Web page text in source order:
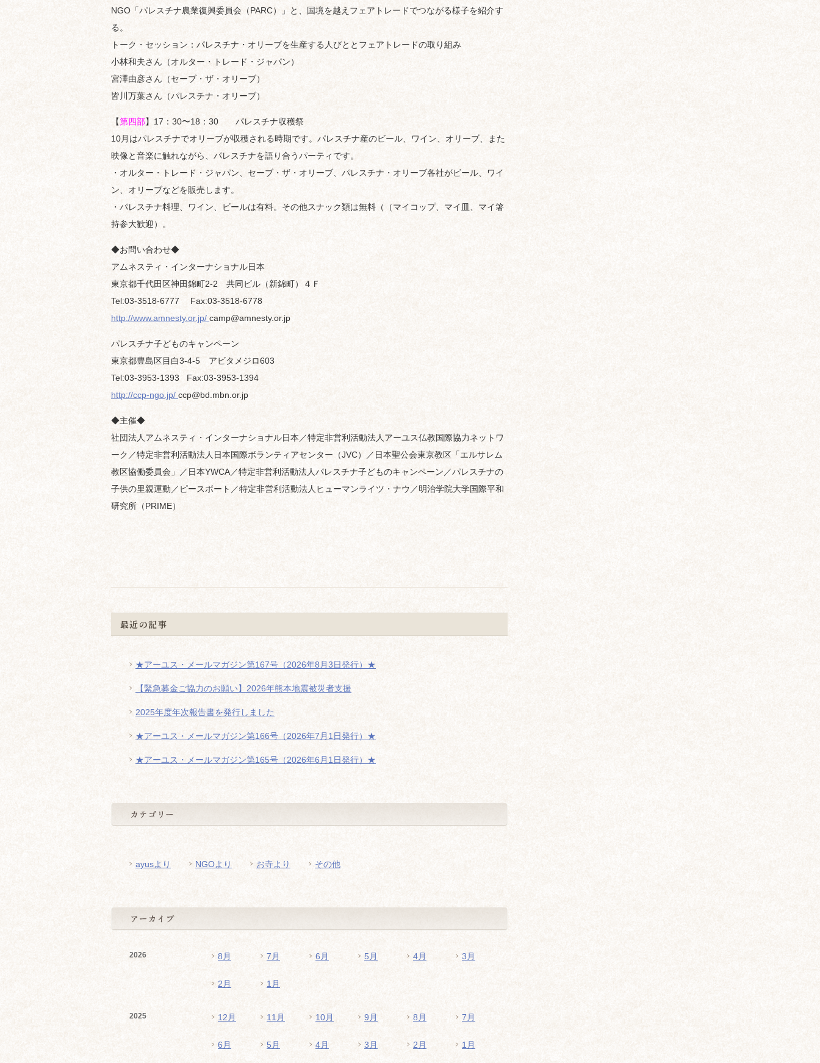
NGO「パレスチナ農業復興委員会（PARC）」と、国境を越えフェアトレードでつながる様子を紹介す
る。
トーク・セッション：パレスチナ・オリーブを生産する人びととフェアトレードの取り組み
小林和夫さん（オルター・トレード・ジャパン）
宮澤由彦さん（セーブ・ザ・オリーブ）
皆川万葉さん（パレスチナ・オリーブ）
【第四部】17：30〜18：30 パレスチナ収穫祭
10月はパレスチナでオリーブが収穫される時期です。パレスチナ産のビール、ワイン、オリーブ、また
映像と音楽に触れながら、パレスチナを語り合うパーティです。
・オルター・トレード・ジャパン、セーブ・ザ・オリーブ、パレスチナ・オリーブ各社がビール、ワイ
ン、オリーブなどを販売します。
・パレスチナ料理、ワイン、ビールは有料。その他スナック類は無料（（マイコップ、マイ皿、マイ箸
持参大歓迎）。
◆お問い合わせ◆
アムネスティ・インターナショナル日本
東京都千代田区神田錦町2-2 共同ビル（新錦町）４Ｆ
Tel:03-3518-6777 Fax:03-3518-6778
http://www.amnesty.or.jp/ camp@amnesty.or.jp
パレスチナ子どものキャンペーン
東京都豊島区目白3-4-5 アビタメジロ603
Tel:03-3953-1393 Fax:03-3953-1394
http://ccp-ngo.jp/ ccp@bd.mbn.or.jp
◆主催◆
社団法人アムネスティ・インターナショナル日本／特定非営利活動法人アーユス仏教国際協力ネットワ
ーク／特定非営利活動法人日本国際ボランティアセンター（JVC）／日本聖公会東京教区「エルサレム
教区協働委員会」／日本YWCA／特定非営利活動法人パレスチナ子どものキャンペーン／パレスチナの
子供の里親運動／ピースボート／特定非営利活動法人ヒューマンライツ・ナウ／明治学院大学国際平和
研究所（PRIME）
最近の記事
★アーユス・メールマガジン第167号（2026年8月3日発行）★
【緊急募金ご協力のお願い】2026年熊本地震被災者支援
2025年度年次報告書を発行しました
★アーユス・メールマガジン第166号（2026年7月1日発行）★
★アーユス・メールマガジン第165号（2026年6月1日発行）★
ayusより NGOより お寺より その他
2026 8月 7月 6月 5月 4月 3月
2月 1月
2025 12月 11月 10月 9月 8月 7月
6月 5月 4月 3月 2月 1月